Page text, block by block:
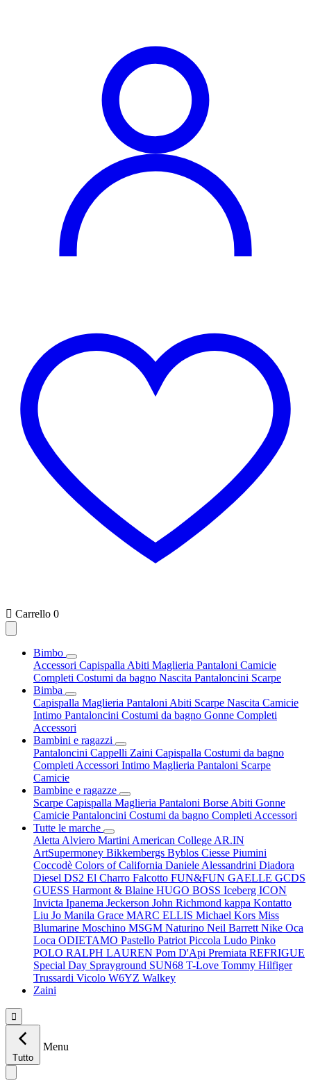
 Carrello 0
Bimbo
Accessori Capispalla Abiti Maglieria Pantaloni Camicie
Completi Costumi da bagno Nascita Pantaloncini Scarpe
Bimba
Capispalla Maglieria Pantaloni Abiti Scarpe Nascita Camicie
Intimo Pantaloncini Costumi da bagno Gonne Completi
Accessori
Bambini e ragazzi
Pantaloncini Cappelli Zaini Capispalla Costumi da bagno
Completi Accessori Intimo Maglieria Pantaloni Scarpe
Camicie
Bambine e ragazze
Scarpe Capispalla Maglieria Pantaloni Borse Abiti Gonne
Camicie Pantaloncini Costumi da bagno Completi Accessori
Tutte le marche
Aletta Alviero Martini American College AR.IN
ArtSupermoney Bikkembergs Byblos Ciesse Piumini
Coccodè Colors of California Daniele Alessandrini Diadora
Diesel DS2 El Charro Falcotto FUN&FUN GAELLE GCDS
GUESS Harmont & Blaine HUGO BOSS Iceberg ICON
Invicta Ipanema Jeckerson John Richmond kappa Kontatto
Liu Jo Manila Grace MARC ELLIS Michael Kors Miss
Blumarine Moschino MSGM Naturino Neil Barrett Nike Oca
Loca ODIETAMO Pastello Patriot Piccola Ludo Pinko
POLO RALPH LAUREN Pom D'Api Premiata REFRIGUE
Special Day Sprayground SUN68 T-Love Tommy Hilfiger
Trussardi Vicolo W6YZ Walkey
Zaini

Tutto
Menu